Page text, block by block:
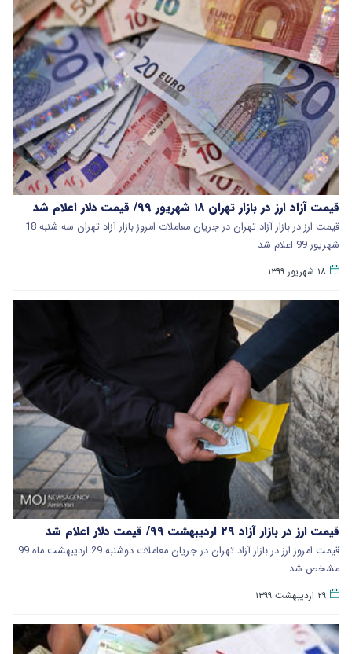
قیمت آزاد ارز در بازار تهران ۱۸ شهریور ۹۹/ قیمت دلار اعلام شد
قیمت ارز در بازار آزاد تهران در جریان معاملات امروز بازار آزاد تهران سه شنبه 18
شهریور 99 اعلام شد
۱۸ شهریور ۱۳۹۹
قیمت ارز در بازار آزاد ۲۹ اردیبهشت ۹۹/ قیمت دلار اعلام شد
قیمت امروز ارز در بازار آزاد تهران در جریان معاملات دوشنبه 29 اردیبهشت ماه 99
مشخص شد.
۲۹ اردیبهشت ۱۳۹۹